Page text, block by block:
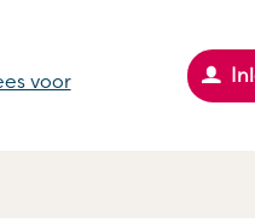
voor